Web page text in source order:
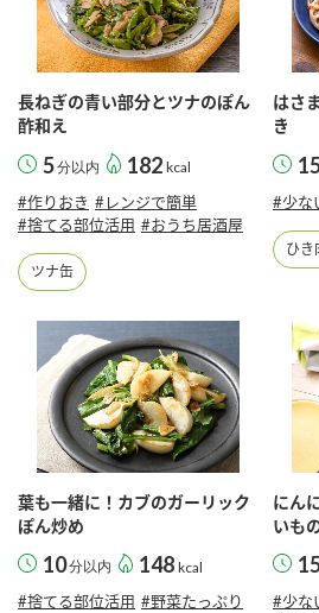
お酢を知ろう！
すしラボ
ぽん酢サワー
納豆の豆知識
鍋奉行マニュアル
ミツカンのCM
ロングセラー商品 ＋ おすすめレシピ
各部門が大切にしてい
おいしさと健康への取り
キッザニア東京「ぽん酢
お問い合わせ
地図から取り扱い店舗を探す
ミツカン公式通販
業務用サイト ミツカングループについ
長ねぎの青い部分とツナのぽん
酢和え
5分以内 182 kcal
#作りおき #レンジで簡単
#捨てる部位活用 #おうち居酒屋
ツナ缶
はさ
き
#少な
ひき
葉も一緒に！カブのガーリック
ぽん炒め
10分以内 148 kcal
#捨てる部位活用 #野菜たっぷり
にん
いも
#少な